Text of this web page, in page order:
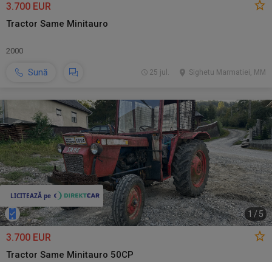
3.700 EUR
Tractor Same Minitauro
2000
Sună Sighetu Marmatiei, MM
25 jul.
1 /5
3.700 EUR
Tractor Same Minitauro 50CP